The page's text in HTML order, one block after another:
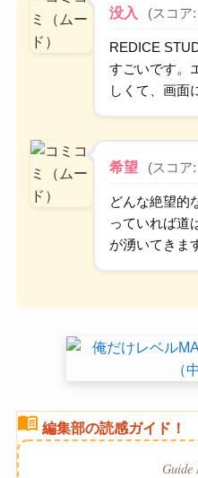
没入 (スコア
REDICE
すごいです。
しくて、画面
希望 (スコア
どんな絶望的
っていれば道
が湧いてきま
menu_book 編集部の読感ガイド！
Guide